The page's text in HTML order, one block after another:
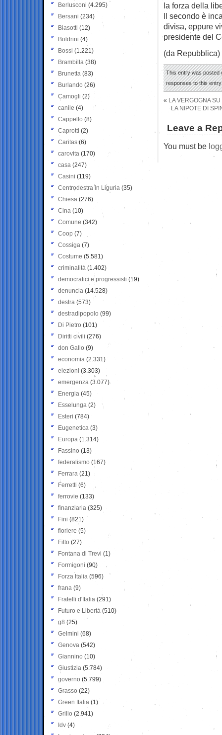
la forza della
Il secondo è
divisa, eppure
presidente del
(da Repubblica)
This entry was posted
responses to this
« LA VERGOGNA
LA NIPOTE DI
Leave a
You must be
Berlusconi (4.295)
Bersani (234)
Biasotti (12)
Boldrini (4)
Bossi (1.221)
Brambilla (38)
Brunetta (83)
Burlando (26)
Camogli (2)
canile (4)
Cappello (8)
Caprotti (2)
Caritas (6)
carovita (170)
casa (247)
Casini (119)
Centrodestra in Liguria (35)
Chiesa (276)
Cina (10)
Comune (342)
Coop (7)
Cossiga (7)
Costume (5.581)
criminalità (1.402)
democratici e progressisti (19)
denuncia (14.528)
destra (573)
destradipopolo (99)
Di Pietro (101)
Diritti civili (276)
don Gallo (9)
economia (2.331)
elezioni (3.303)
emergenza (3.077)
Energia (45)
Esselunga (2)
Esteri (784)
Eugenetica (3)
Europa (1.314)
Fassino (13)
federalismo (167)
Ferrara (21)
Ferretti (6)
ferrovie (133)
finanziaria (325)
Fini (821)
fioriere (5)
Fitto (27)
Fontana di Trevi (1)
Formigoni (90)
Forza Italia (596)
frana (9)
Fratelli d'Italia (291)
Futuro e Libertà (510)
g8 (25)
Gelmini (68)
Genova (542)
Giannino (10)
Giustizia (5.784)
governo (5.799)
Grasso (22)
Green Italia (1)
Grillo (2.941)
Idv (4)